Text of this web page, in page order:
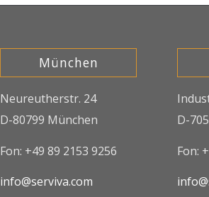
München
Neureutherstr. 24
D-80799 München
Fon: +49 89 2153 9256
info@serviva.com
D-
Fon: